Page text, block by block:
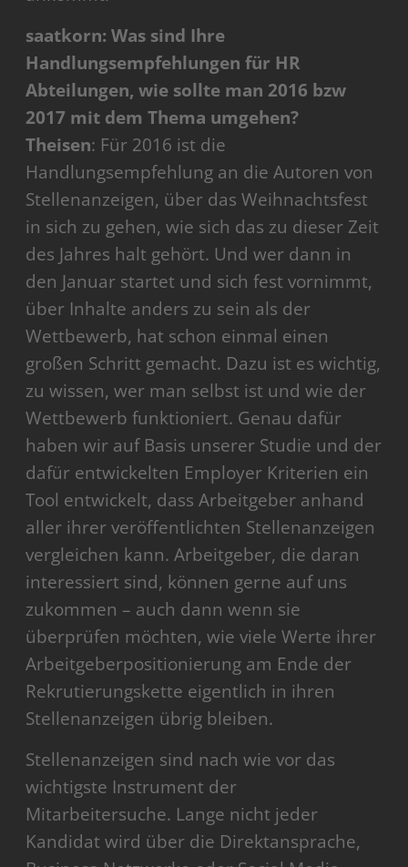
saatkorn: Was sind Ihre
Handlungsempfehlungen für HR
Abteilungen, wie sollte man 2016 bzw
2017 mit dem Thema umgehen?
Theisen: Für 2016 ist die
Handlungsempfehlung an die Autoren von
Stellenanzeigen, über das Weihnachtsfest
in sich zu gehen, wie sich das zu dieser Zeit
des Jahres halt gehört. Und wer dann in
den Januar startet und sich fest vornimmt,
über Inhalte anders zu sein als der
Wettbewerb, hat schon einmal einen
großen Schritt gemacht. Dazu ist es wichtig,
zu wissen, wer man selbst ist und wie der
Wettbewerb funktioniert. Genau dafür
haben wir auf Basis unserer Studie und der
dafür entwickelten Employer Kriterien ein
Tool entwickelt, dass Arbeitgeber anhand
aller ihrer veröffentlichten Stellenanzeigen
vergleichen kann. Arbeitgeber, die daran
interessiert sind, können gerne auf uns
zukommen – auch dann wenn sie
überprüfen möchten, wie viele Werte ihrer
Arbeitgeberpositionierung am Ende der
Rekrutierungskette eigentlich in ihren
Stellenanzeigen übrig bleiben.
Stellenanzeigen sind nach wie vor das
wichtigste Instrument der
Mitarbeitersuche. Lange nicht jeder
Kandidat wird über die Direktansprache,